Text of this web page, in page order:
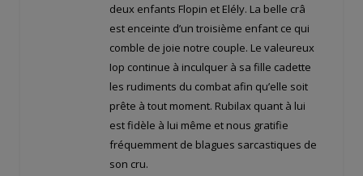
deux enfants Flopin et Elély. La belle crâ
est enceinte d’un troisième enfant ce qui
comble de joie notre couple. Le valeureux
Iop continue à inculquer à sa fille cadette
les rudiments du combat afin qu’elle soit
prête à tout moment. Rubilax quant à lui
est fidèle à lui même et nous gratifie
fréquemment de blagues sarcastiques de
son cru.